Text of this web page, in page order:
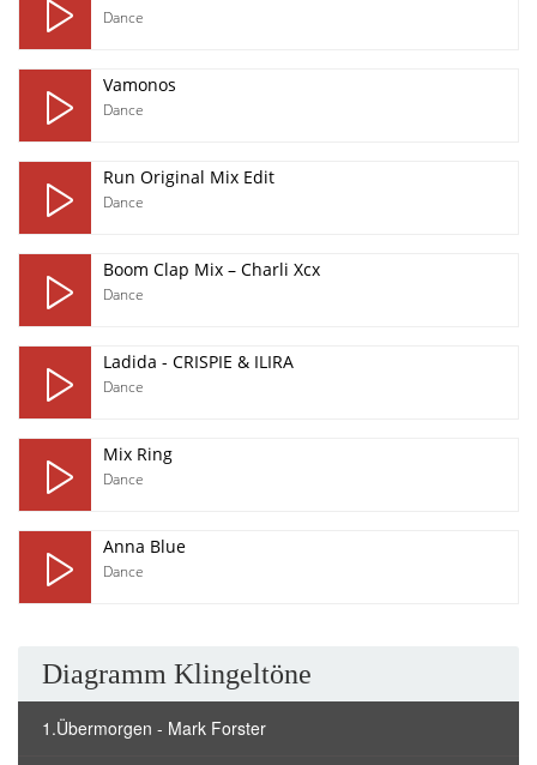
Dance
Vamonos
Dance
Run Original Mix Edit
Dance
Boom Clap Mix – Charli Xcx
Dance
Ladida - CRISPIE & ILIRA
Dance
Mix Ring
Dance
Anna Blue
Dance
Diagramm Klingeltöne
1.Übermorgen - Mark Forster